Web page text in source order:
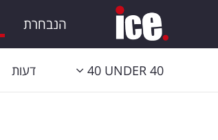
הנבחרת
40 UNDER 40 דעות